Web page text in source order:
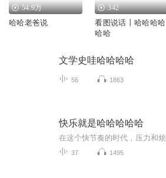
54.9万
哈哈老爸说
342
看图说话丨哈哈哈哈
哈哈
文学史哇哈哈哈哈
56 1863
快乐就是哈哈哈哈哈
37 1495